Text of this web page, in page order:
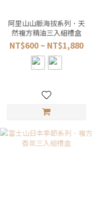
阿里山山脈海拔系列．天
然複方精油三入組禮盒
NT$600 ~ NT$1,880